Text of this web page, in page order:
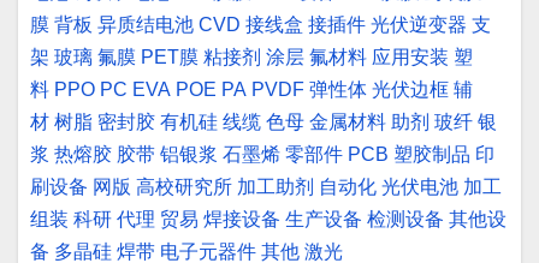
膜 背板 异质结电池 CVD 接线盒 接插件 光伏逆变器 支
架 玻璃 氟膜 PET膜 粘接剂 涂层 氟材料 应用安装 塑
料 PPO PC EVA POE PA PVDF 弹性体 光伏边框 辅
材 树脂 密封胶 有机硅 线缆 色母 金属材料 助剂 玻纤 银
浆 热熔胶 胶带 铝银浆 石墨烯 零部件 PCB 塑胶制品 印
刷设备 网版 高校研究所 加工助剂 自动化 光伏电池 加工
组装 科研 代理 贸易 焊接设备 生产设备 检测设备 其他设
备 多晶硅 焊带 电子元器件 其他 激光